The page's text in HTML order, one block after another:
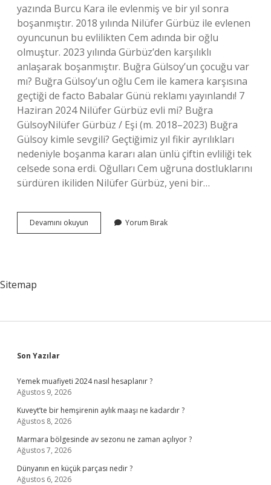
yazında Burcu Kara ile evlenmiş ve bir yıl sonra
boşanmıştır. 2018 yılında Nilüfer Gürbüz ile evlenen
oyuncunun bu evlilikten Cem adında bir oğlu
olmuştur. 2023 yılında Gürbüz’den karşılıklı
anlaşarak boşanmıştır. Buğra Gülsoy’un çocuğu var
mı? Buğra Gülsoy’un oğlu Cem ile kamera karşısına
geçtiği de facto Babalar Günü reklamı yayınlandı! 7
Haziran 2024 Nilüfer Gürbüz evli mi? Buğra
GülsoyNilüfer Gürbüz / Eşi (m. 2018–2023) Buğra
Gülsoy kimle sevgili? Geçtiğimiz yıl fikir ayrılıkları
nedeniyle boşanma kararı alan ünlü çiftin evliliği tek
celsede sona erdi. Oğulları Cem uğruna dostluklarını
sürdüren ikiliden Nilüfer Gürbüz, yeni bir…
Devamını okuyun
Gülsoy
Yorum Bırak
Sitemap
Sidebar
Son Yazılar
Yemek muafiyeti 2024 nasıl hesaplanır ?
Ağustos 9, 2026
Kuveyt’te bir hemşirenin aylık maaşı ne kadardır ?
Ağustos 8, 2026
Marmara bölgesinde av sezonu ne zaman açılıyor ?
Ağustos 7, 2026
Dünyanın en küçük parçası nedir ?
Ağustos 6, 2026